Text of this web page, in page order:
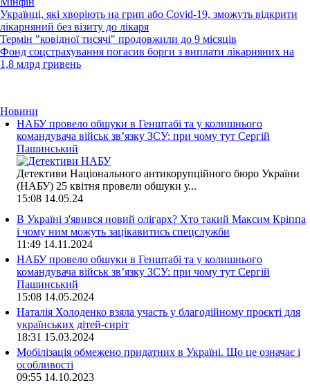
Українці, які хворіють на грип або Covid-19, зможуть відкрити
лікарняний без візиту до лікаря
Термін "ковідної тисячі" продовжили до 9 місяців
Фонд соцстрахування погасив борги з виплати лікарняних на
1,8 млрд гривень
Новини
НАБУ провело обшуки в Генштабі та у колишнього
командувача військ зв’язку ЗСУ: при чому тут Сергій
Пашинський
Детективи Національного антикорупційного бюро України
(НАБУ) 25 квітня провели обшуки у...
15:08 14.05.24
В Україні з'явився новий олігарх? Хто такий Максим Кріппа
і чому ним можуть зацікавитись спецслужби
11:49 14.11.2024
НАБУ провело обшуки в Генштабі та у колишнього
командувача військ зв’язку ЗСУ: при чому тут Сергій
Пашинський
15:08 14.05.2024
Наталія Холоденко взяла участь у благодійному проєкті для
українських дітей-сиріт
18:31 15.03.2024
Мобілізація обмежено придатних в Україні. Що це означає і
особливості
09:55 14.10.2023